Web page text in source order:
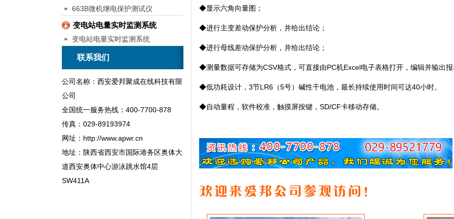
663B微机继电保护测试仪
变电站电量实时监测系统
变电站电量实时监测系统
联系我们
公司名称：西安爱邦聚成在线科技有限
公司
全国统一服务热线：400-7700-878
传真：029-89193974
网址：http://www.apwr.cn
地址：陕西省西安市国际港务区奥体大
道西安奥体中心游泳跳水馆4层
SW411A
◆显示六角向量图；
◆进行主变差动保护分析，并给出结论；
◆进行母线差动保护分析，并给出结论；
◆测量数据可存储为CSV格式，可直接由PC机Excel电子表格打开，编辑并输出
◆低功耗设计， 3节LR6 （5号）碱性干电池，最长持续使用时间可达40小时。
◆自动量程，软件校准，触摸屏按键， SD/CF卡移动存储。